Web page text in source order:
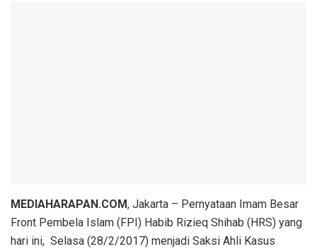
​MEDIAHARAPAN.COM, Jakarta – Pernyataan Imam Besar
Front Pembela Islam (FPI) Habib Rizieq Shihab (HRS) yang
hari ini, Selasa (28/2/2017) menjadi Saksi Ahli Kasus